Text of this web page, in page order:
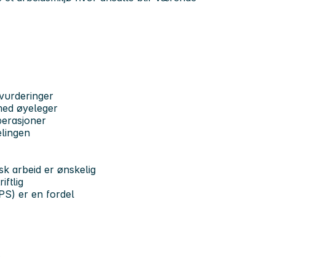
øyeleger
arbeid er ønskelig
er en fordel